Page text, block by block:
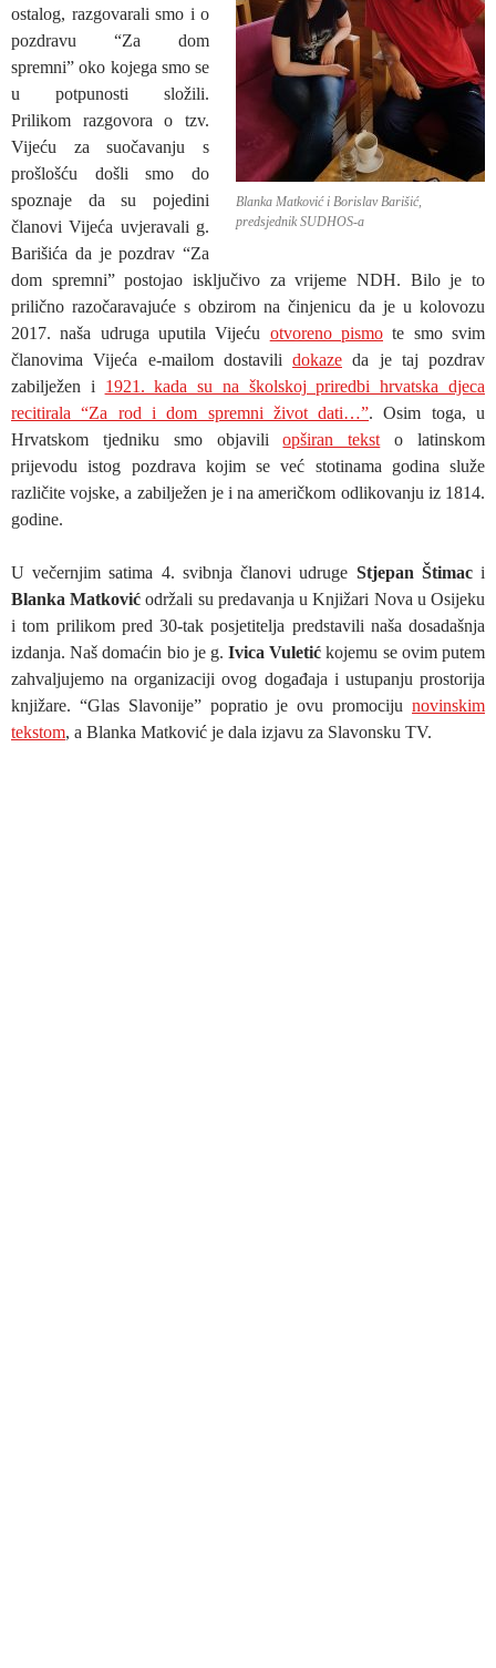
Blanka Matković i Borislav Barišić,
predsjednik SUDHOS-a
ostalog, razgovarali smo i o
pozdravu “Za dom
spremni” oko kojega smo se
u potpunosti složili.
Prilikom razgovora o tzv.
Vijeću za suočavanju s
prošlošću došli smo do
spoznaje da su pojedini
članovi Vijeća uvjeravali g.
Barišića da je pozdrav “Za
dom spremni” postojao isključivo za vrijeme NDH. Bilo je to
prilično razočaravajuće s obzirom na činjenicu da je u kolovozu
2017. naša udruga uputila Vijeću otvoreno pismo te smo svim
članovima Vijeća e-mailom dostavili dokaze da je taj pozdrav
zabilježen i 1921. kada su na školskoj priredbi hrvatska djeca
recitirala “Za rod i dom spremni život dati…”. Osim toga, u
Hrvatskom tjedniku smo objaviliopširan tekst o latinskom
prijevodu istog pozdrava kojim se već stotinama godina služe
različite vojske, a zabilježen je i na američkom odlikovanju iz 1814.
godine.
U večernjim satima 4. svibnja članovi udruge Stjepan Štimaci
Blanka Matković održali su predavanja u Knjižari Nova u Osijeku
i tom prilikom pred 30-tak posjetitelja predstavili naša dosadašnja
izdanja. Naš domaćin bio je g.Ivica Vuletić kojemu se ovim putem
zahvaljujemo na organizaciji ovog događaja i ustupanju prostorija
knjižare. “Glas Slavonije” popratio je ovu promociju novinskim
tekstom, a Blanka Matković je dala izjavu za Slavonsku TV.